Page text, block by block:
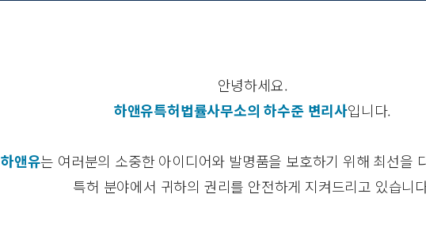
안녕하세요.
하앤유특허법률사무소의 하수준 변리사입니다.
​하앤유는 여러분의 소중한 아이디어와 발명품을 보호하기 위해 최선을
특허 분야에서 귀하의 권리를 안전하게 지켜드리고 있습니